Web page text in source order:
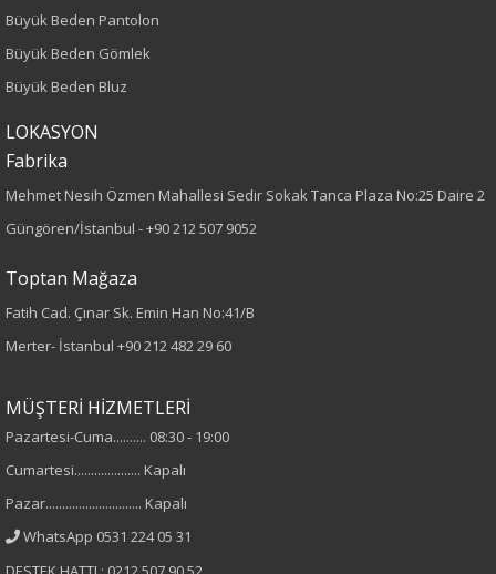
Boy
70
Kumaş Tipi
Düz
Kumaş
Yaka Tipi
Büyük Beden Pantolon
Büyük Beden Gömlek
Büyük Beden Bluz
LOKASYON
Fabrika
Mehmet Nesih Özmen Mahallesi Sedir Sokak Tanca Plaza No:25 Daire 2
Güngören/İstanbul -+90 212 507 9052
Toptan Mağaza
Fatih Cad. Çınar Sk. Emin Han No:41/B
Merter- İstanbul +90 212 482 29 60
MÜŞTERİ HİZMETLERİ
Pazartesi-Cuma.......... 08:30 - 19:00
Cumartesi.................... Kapalı
Pazar............................. Kapalı
WhatsApp 0531 224 05 31